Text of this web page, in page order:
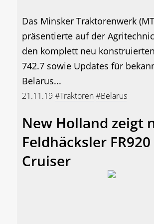
Das Minsker Traktorenwerk
präsentierte auf der
den komplett neu
742.7 sowie Updates für
Belarus...
21.11.19 #Traktoren#Belarus
New Holland zeigt
Feldhäcksler
Cruiser